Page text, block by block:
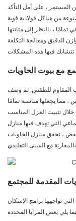
، على أمل التأكد
من هياكل فولاذية قوية
، بالنظر إلى متانتها
الدقيق ومعالجة التكلفة
مع بيوت الحاويات
المقاوم للطقس. تم وصف
، مما يجعلها مناسبة تمامًا
تثبيت العزل المناسب
التي تهدف فيها منازل
، تحقق منازل الحاويات
المقدمة للمجتمع
تواجهها برامج الإسكان